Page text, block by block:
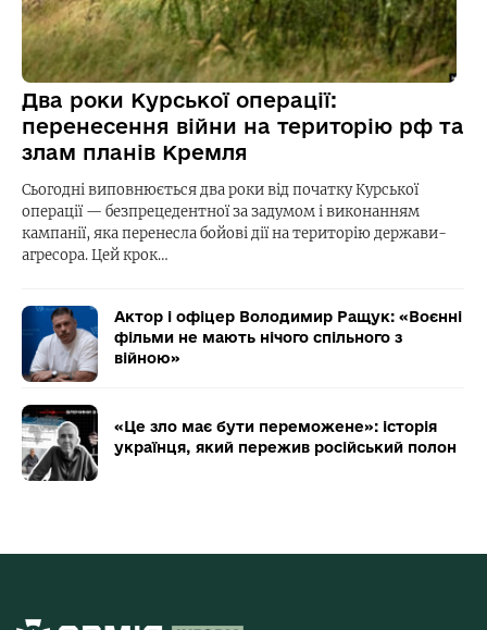
Два роки Курської операції:
перенесення війни на територію рф та
злам планів Кремля
Сьогодні виповнюється два роки від початку Курської
операції — безпрецедентної за задумом і виконанням
кампанії, яка перенесла бойові дії на територію держави-
агресора. Цей крок…
Актор і офіцер Володимир Ращук: «Воєнні
фільми не мають нічого спільного з
війною»
«Це зло має бути переможене»: історія
українця, який пережив російський полон